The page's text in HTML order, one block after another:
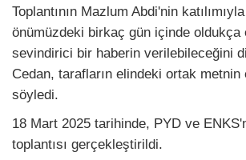
Toplantının Mazlum Abdi'nin
önümüzdeki birkaç gün içinde oldukça
sevindirici bir haberin verilebileceğini
Cedan, tarafların elindeki ortak metnin
söyledi.
18 Mart 2025 tarihinde, PYD ve
toplantısı gerçekleştirildi.